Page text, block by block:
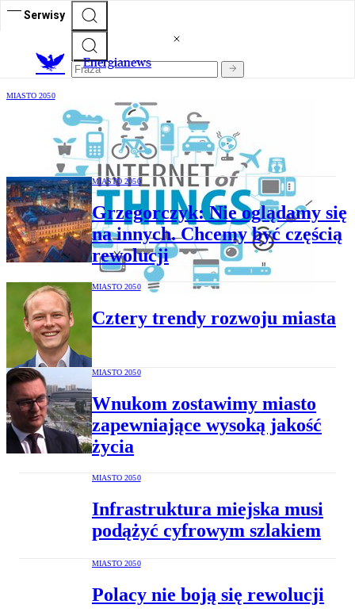
Serwisy
Energianews
MIASTO 2050
Internet rzeczy, 5G nie tylko w
komórkach: sporo nauki przed nami
MIASTO 2050
Grzegorczyk: Nie oglądamy się
na innych. Chcemy być częścią
rewolucji
MIASTO 2050
Cztery trendy rozwoju miasta
MIASTO 2050
Wnukom zostawimy miasto
zapewniające wysoką jakość
życia
MIASTO 2050
Infrastruktura miejska musi
podążyć cyfrowym szlakiem
MIASTO 2050
Polacy nie boją się rewolucji